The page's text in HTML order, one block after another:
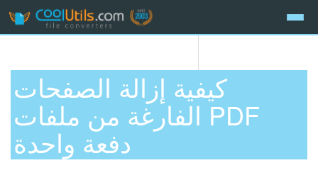
كيفية إزالة الصفحات
الفارغة من ملفات PDF
دفعة واحدة